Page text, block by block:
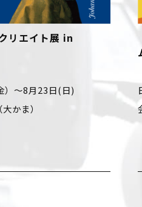
おでかけ！絵本ミュージア
日（土）～8月30日（日）
術館（新潟市秋葉区蒲ヶ沢109番